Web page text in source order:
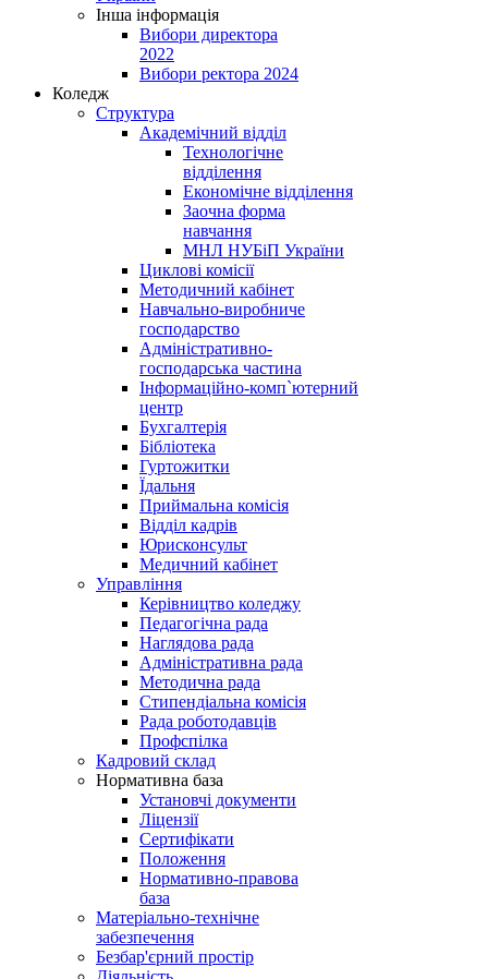
Інша інформація
Вибори директора
2022
Вибори ректора 2024
Коледж
Структура
Академічний відділ
Технологічне
відділення
Економічне відділення
Заочна форма
навчання
МНЛ НУБіП України
Циклові комісії
Методичний кабінет
Навчально-виробниче
господарство
Адміністративно-
господарська частина
Інформаційно-комп`ютерний
центр
Бухгалтерія
Бібліотека
Гуртожитки
Їдальня
Приймальна комісія
Відділ кадрів
Юрисконсульт
Медичний кабінет
Управління
Керівництво коледжу
Педагогічна рада
Наглядова рада
Адміністративна рада
Методична рада
Стипендіальна комісія
Рада роботодавців
Профспілка
Кадровий склад
Нормативна база
Установчі документи
Ліцензії
Сертифікати
Положення
Нормативно-правова
база
Матеріально-технічне
забезпечення
Безбар'єрний простір